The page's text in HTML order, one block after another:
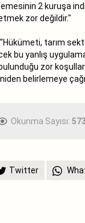
2 kuruşa
zor değildir."
"Hükümeti, tarım
bu yanlış
zor
belirlemeye
Okunma Sayısı: 573
Twitter